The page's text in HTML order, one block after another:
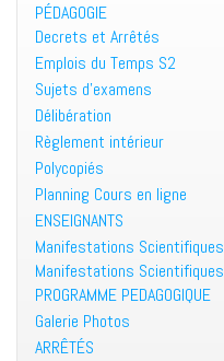
PÉDAGOGIE
Decrets et Arrêtés
Emplois du Temps S2
Sujets d’examens
Délibération
Règlement intérieur
Polycopiés
Planning Cours en ligne
ENSEIGNANTS
Manifestations Scientifiques
Manifestations Scientifiques
PROGRAMME PEDAGOGIQUE
Galerie Photos
ARRÊTÉS